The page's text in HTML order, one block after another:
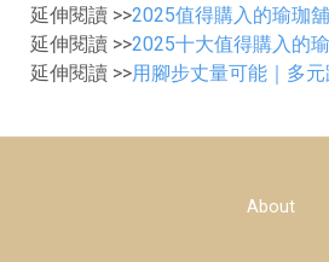
延伸閱讀 >>2025值得購入的瑜珈
延伸閱讀 >>2025十大值得購入的
延伸閱讀 >>用腳步丈量可能｜多
About